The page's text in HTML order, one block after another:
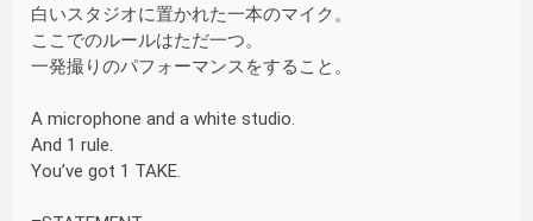
白いスタジオに置かれた一本のマイク。
ここでのルールはただ一つ。
一発撮りのパフォーマンスをすること。
A microphone and a white studio.
And 1 rule.
You’ve got 1 TAKE.